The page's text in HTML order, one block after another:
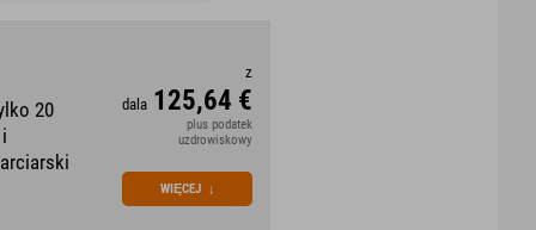
20
z
dala 125,64 €
plus podatek
uzdrowiskowy
WIĘCEJ ↓